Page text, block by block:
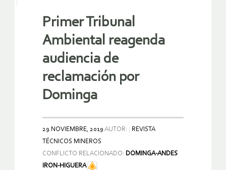
Primer Tribunal
Ambiental reagenda
audiencia de
reclamación por
Dominga
29 NOVIEMBRE, 2019 AUTOR:
REVISTA
TÉCNICOS MINEROS
CONFLICTO RELACIONADO: DOMINGA-ANDES
IRON-HIGUERA